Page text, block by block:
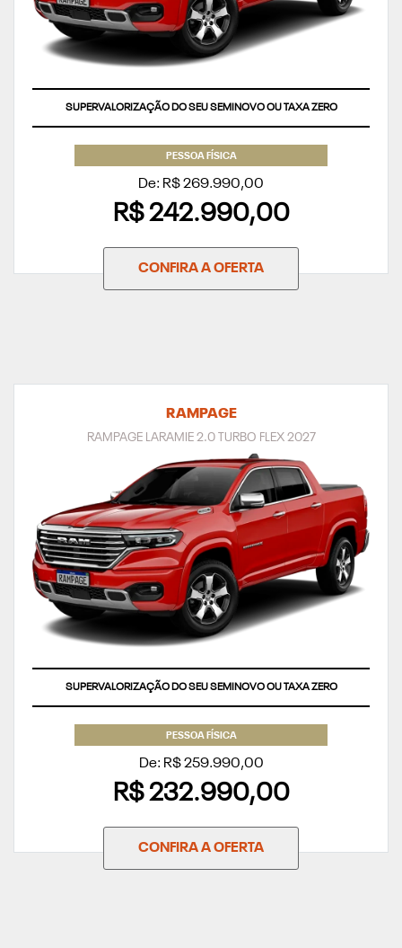
SUPERVALORIZAÇÃO DO SEU SEMINOVO OU TAXA ZERO
PESSOA FÍSICA
De: R$ 269.990,00
R$ 242.990,00
CONFIRA A OFERTA
RAMPAGE
RAMPAGE LARAMIE 2.0 TURBO FLEX 2027
SUPERVALORIZAÇÃO DO SEU SEMINOVO OU TAXA ZERO
PESSOA FÍSICA
De: R$ 259.990,00
R$ 232.990,00
CONFIRA A OFERTA